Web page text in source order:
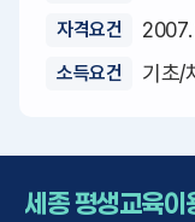
자격요건
소득요건 기초/
세종 평생교육이